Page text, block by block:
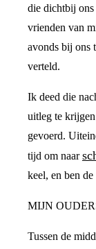
die dichtbij ons
vrienden van
avonds bij ons
verteld.
Ik deed die
uitleg te
gevoerd.
tijd om naar
keel, en ben
MIJN
Tussen de